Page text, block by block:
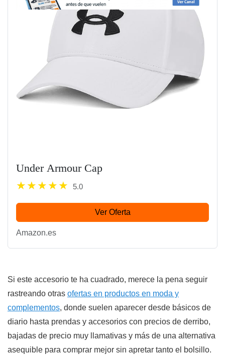
Under Armour Cap
5.0
Ver Oferta
Amazon.es
Si este accesorio te ha cuadrado, merece la pena seguir
rastreando otras ofertas en productos en moda y
complementos, donde suelen aparecer desde básicos de
diario hasta prendas y accesorios con precios de derribo,
bajadas de precio muy llamativas y más de una alternativa
asequible para comprar mejor sin apretar tanto el bolsillo.